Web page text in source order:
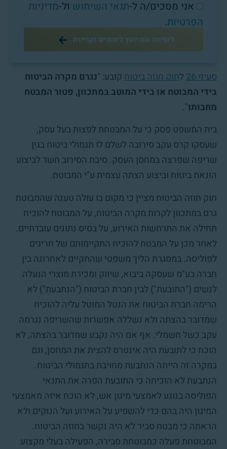
אני מסכים/ה ל-תנאי השימוש ול-מדיניות
הפרטיות.
לשיחה עם יועץ לימודים וקריירה
סעיף 26 לחוק חוזה ביטוח קובע: "נגרם מקרה הביטוח
בידי המבוטח או בידי המוטב במתכוון, פטור המבטח
מחבותו".
בית המשפט פסק כי על המבטחת לפצות בעל עסק,
שעסקו קרס עקב סירובה לשלם לו תגמולי ביטוח בגין
שריפה שפרצה במחסן העסק. סיבת הסירוב חשד לביצוע
הונאת ביטוח וביצוע הצתה עצמית ע"י המבוטח.
חוק חוזה הביטוח מציין כי מקום בו עולה טענה שהמבוטח
גרם במתכוון לקרות מקרה הביטוח, על המבוטח להוכיח
תחילה את התרחשות האירוע, על בסיס נתונים עובדתיים.
לאחר מכן על המבטח להוכיח התקיימותם של חריגים
לפוליסה. במסגרת הליך משפטי שהתקיים לאחרונה בין
חברה בע"מ שעסקה ביבוא, שיווק ומכירת מוצרי הנעלה
לנשים ("התובעת") לבין חברת הביטוח ("הנתבעת") לא
הרימה חברת הביטוח את הנטל המוטל עליה להוכיח
שמדובר בהצתה ולא נשללה אפשרות שהשריפה נגרמה
עקב כשל חשמלי. אף אם היה נקבע שמדובר בהצתה, לא
הוכח כי לתובעת היה אינטרס להצית את המחסן, וגם
במקרה זה הייתה הנתבעת מחויבת בתגמולי הביטוח.
הנתבעת לא הוכיחה כי התובעת הפרה את התנאי
הפוליסה בנוגע לאמצעי מיגון אש, לא הוכח איזה מאמצעי
המיגון היה בהם כדי להשפיע על האירוע ועל הנזקים ולא
הראתה כי מבטח סביר לא היה נקשר בחוזה הביטוח.
המבוטחת פעלה כמבוטחת סבירה, הפעילה בעלי מקצוע